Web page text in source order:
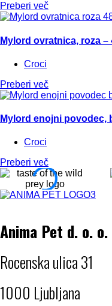
Preberi več
Mylord ovratnica, roza –
Croci
Preberi več
Mylord enojni povodec,
Croci
Preberi več
Anima Pet d. o. o.
Rocenska ulica 31
1000 Ljubljana